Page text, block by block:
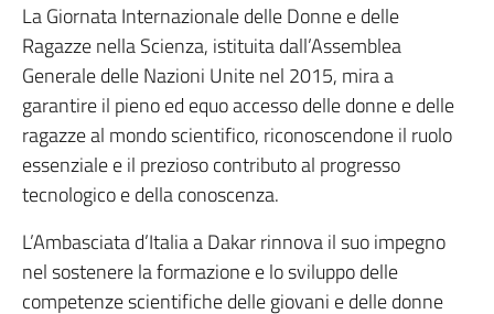
La Giornata Internazionale delle Donne e delle
Ragazze nella Scienza, istituita dall’Assemblea
Generale delle Nazioni Unite nel 2015, mira a
garantire il pieno ed equo accesso delle donne e delle
ragazze al mondo scientifico, riconoscendone il ruolo
essenziale e il prezioso contributo al progresso
tecnologico e della conoscenza.
L’Ambasciata d’Italia a Dakar rinnova il suo impegno
nel sostenere la formazione e lo sviluppo delle
competenze scientifiche delle giovani e delle donne